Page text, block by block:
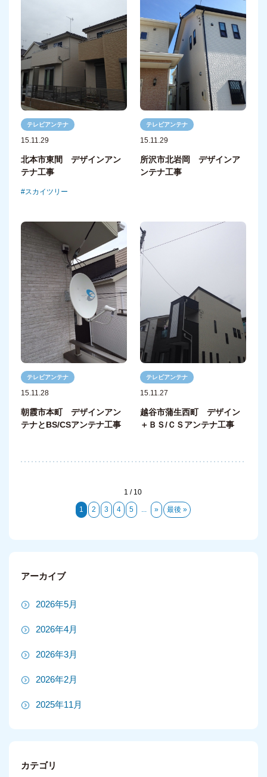
テレビアンテナ
15.11.29
北本市東間 デザインアン
テナ工事
スカイツリー
テレビアンテナ
15.11.29
所沢市北岩岡 デザインア
ンテナ工事
テレビアンテナ
15.11.28
朝霞市本町 デザインアン
テナとBS/CSアンテナ工事
テレビアンテナ
15.11.27
越谷市蒲生西町 デザイン
＋ＢＳ/ＣＳアンテナ工事
1 / 10
1 2 3 4 5 ... » 最後 »
アーカイブ
2026年5月
2026年4月
2026年3月
2026年2月
2025年11月
カテゴリ